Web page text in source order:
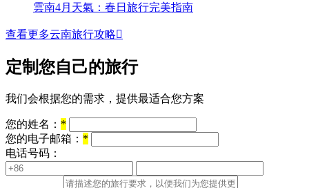
雲南4月天氣：春日旅行完美指南
查看更多云南旅行攻略
定制您自己的旅行
我们会根据您的需求，提供最适合您方案
您的姓名： *
您的电子邮箱： *
电话号码：